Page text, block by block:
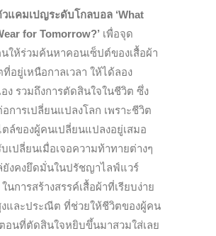
วแคมเปญระดับโกลบอล ‘What
for Tomorrow?’ เพื่อจุด
ให้ร่วมค้นหาคอนเซ็ปต์ของเสื้อผ้า
อยู่เหนือกาลเวลา ให้ได้ลอง
ง รวมถึงการตัดสินใจในชีวิต ซึ่ง
การเปลี่ยนแปลงโลก เพราะชีวิต
ล์ของผู้คนเปลี่ยนแปลงอยู่เสมอ
เปลี่ยนเมื่อเจอความท้าทายต่างๆ
งคงยึดมั่นในปรัชญาไลฟ์แวร์
ในการสร้างสรรค์เสื้อผ้าที่เรียบง่าย
และประณีต ที่ช่วยให้ชีวิตของผู้คน
อนที่ตัดสินใจหยิบขึ้นมาสวมใส่เลย